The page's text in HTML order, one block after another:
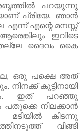
പറയുന്നു
പ്രിയേ, ഞാൻ
എന്ന് എന്റെ മനസ്സ്
ഇവിടെ
ദൈവം കൈ
ഒരു പക്ഷെ അത്
നിനക്ക് കൂട്ടിനായി
ഇത് പറഞ്ഞു
പതുക്കെ നിലക്കാൻ
കിടന്നു
വിങ്ങി